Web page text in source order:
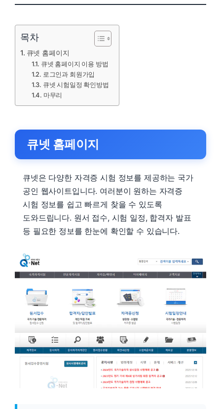
목차
큐넷 홈페이지
큐넷 홈페이지 이용 방법
로그인과 회원가입
큐넷 시험일정 확인방법
마무리
큐넷 홈페이지
큐넷은 다양한 자격증 시험 정보를 제공하는 국가
공인 웹사이트입니다. 여러분이 원하는 자격증
시험 정보를 쉽고 빠르게 찾을 수 있도록
도와드립니다. 원서 접수, 시험 일정, 합격자 발표
등 필요한 정보를 한눈에 확인할 수 있습니다.